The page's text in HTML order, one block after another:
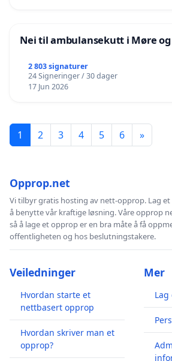
Nei til ambulansekutt i Møre og
2 803 signaturer
24 Signeringer / 30 dager
17 Jun 2026
1 2 3 4 5 6 »
Opprop.net
Vi tilbyr gratis hosting av nett-opprop. Lag
å benytte vår kraftige løsning. Våre opprop
så å lage et opprop er en bra måte å få
offentligheten og hos beslutningstakere.
Veiledninger
Hvordan starte et
nettbasert opprop
Hvordan skriver man et
opprop?
Mer